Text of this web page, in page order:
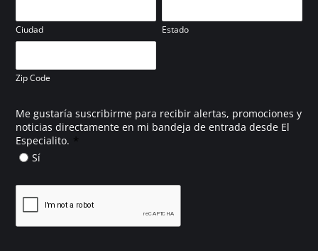
Ciudad Estado
Zip Code
Me gustaría suscribirme para recibir alertas, promociones y
noticias directamente en mi bandeja de entrada desde El
Especialito. *
Sí